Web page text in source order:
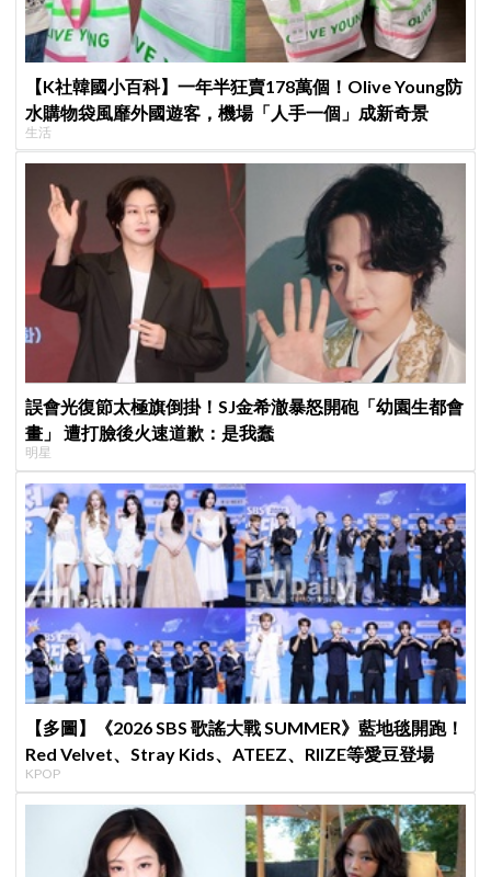
【K社韓國小百科】一年半狂賣178萬個！Olive Young防
水購物袋風靡外國遊客，機場「人手一個」成新奇景
生活
誤會光復節太極旗倒掛！SJ金希澈暴怒開砲「幼園生都會
畫」 遭打臉後火速道歉：是我蠢
明星
【多圖】《2026 SBS 歌謠大戰 SUMMER》藍地毯開跑！
Red Velvet、Stray Kids、ATEEZ、RIIZE等愛豆登場
KPOP